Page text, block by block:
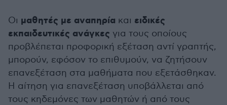
Οι μαθητές με αναπηρία και ειδικές
εκπαιδευτικές ανάγκες για τους οποίους
προβλέπεται προφορική εξέταση αντί γραπτής,
μπορούν, εφόσον το επιθυμούν, να ζητήσουν
επανεξέταση στα μαθήματα που εξετάσθηκαν.
Η αίτηση για επανεξέταση υποβάλλεται από
τους κηδεμόνες των μαθητών ή από τους